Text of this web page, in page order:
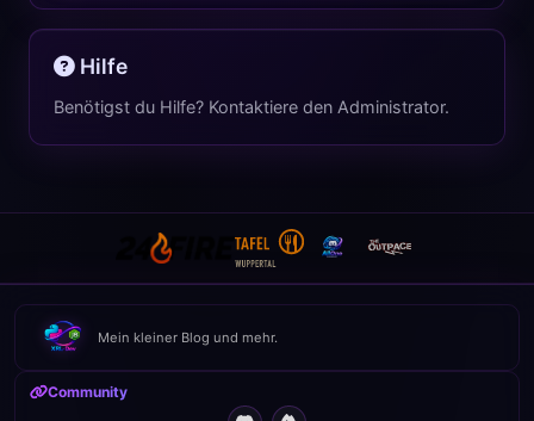
Hilfe
Benötigst du Hilfe? Kontaktiere den Administrator.
Mein kleiner Blog und mehr.
Community